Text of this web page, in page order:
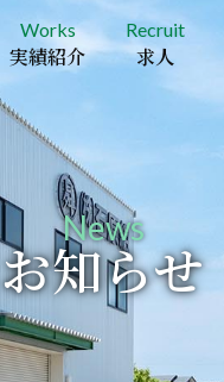
Works
実績紹介
Recruit
求人
News
お知らせ